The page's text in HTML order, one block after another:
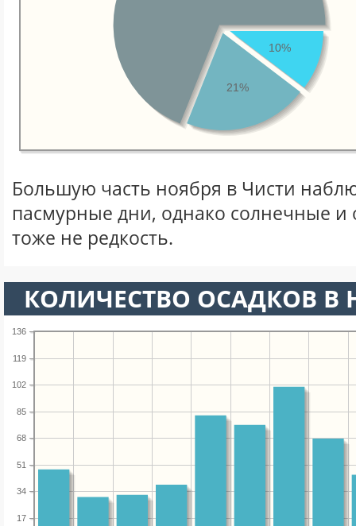
10%
21%
Большую часть ноября в Чисти
пасмурные дни, однако солнечные
тоже не редкость.
КОЛИЧЕСТВО ОСАДКОВ В
17
34
51
68
85
102
119
136